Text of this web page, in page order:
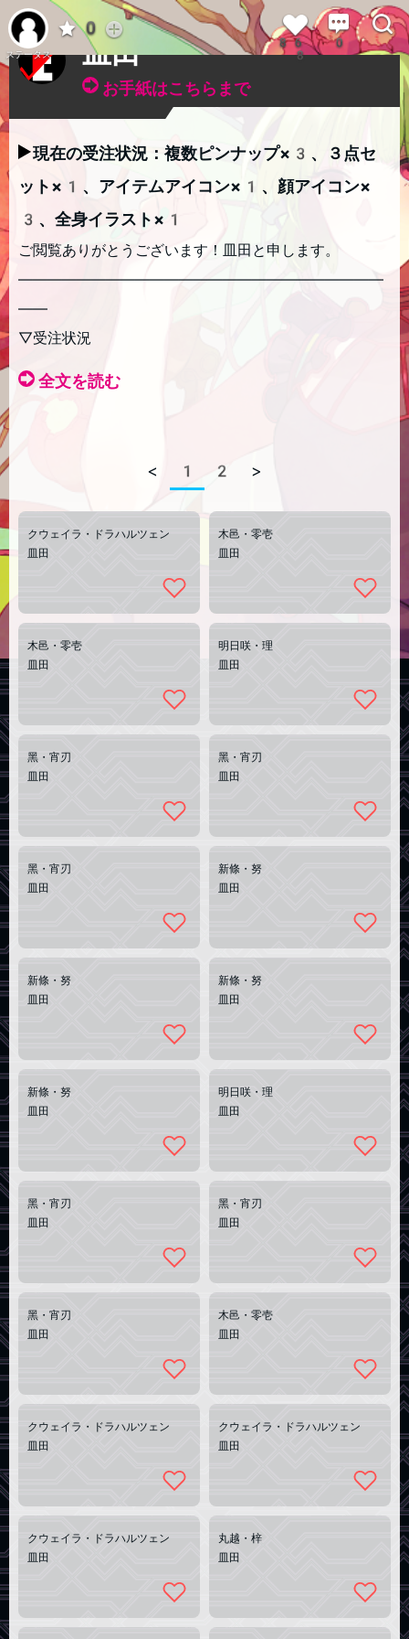
ステータス
0
86
8
0
イラストマスター
皿田
お手紙はこちらまで
現在の受注状況：複数ピンナップ×3、３点セ
ット×1、アイテムアイコン×1、顔アイコン×
3、全身イラスト×1
ご閲覧ありがとうございます！皿田と申します。
―――――――――――――――――――――――――
――
▽受注状況
全文を読む
< 1 2 >
クウェイラ・ドラハルツェン
皿田
木邑・零壱
皿田
木邑・零壱
皿田
明日咲・理
皿田
黑・宵刃
皿田
黑・宵刃
皿田
黑・宵刃
皿田
新條・努
皿田
新條・努
皿田
新條・努
皿田
新條・努
皿田
明日咲・理
皿田
黑・宵刃
皿田
黑・宵刃
皿田
黑・宵刃
皿田
木邑・零壱
皿田
クウェイラ・ドラハルツェン
皿田
クウェイラ・ドラハルツェン
皿田
クウェイラ・ドラハルツェン
皿田
丸越・梓
皿田